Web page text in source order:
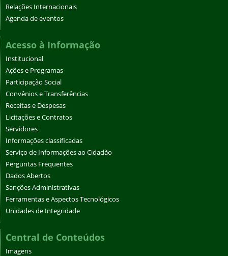
Relações Internacionais
Agenda de eventos
Acesso à Informação
Institucional
Ações e Programas
Participação Social
Convênios e Transferências
Receitas e Despesas
Licitações e Contratos
Servidores
Informações classificadas
Serviço de Informações ao Cidadão
Perguntas Frequentes
Dados Abertos
Sanções Administrativas
Ferramentas e Aspectos Tecnológicos
Unidades de Integridade
Central de Conteúdos
Imagens